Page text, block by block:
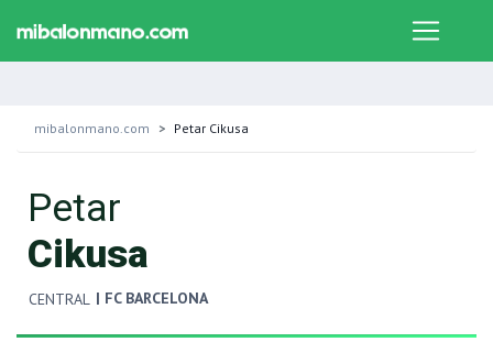
mibalonmano.com Petar Cikusa
Petar
Cikusa
CENTRAL | FC BARCELONA